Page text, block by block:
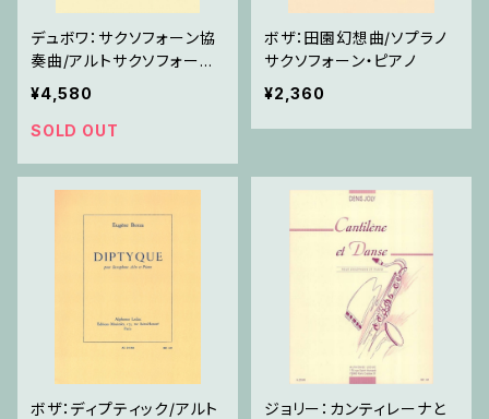
デュボワ：サクソフォーン協
奏曲/アルトサクソフォーン・
ピアノ
¥4,580
SOLD OUT
ボザ：田園幻想曲/ソプラノ
サクソフォーン・ピアノ
¥2,360
ボザ：ディプティック/アルト
ジョリー：カンティレーナと